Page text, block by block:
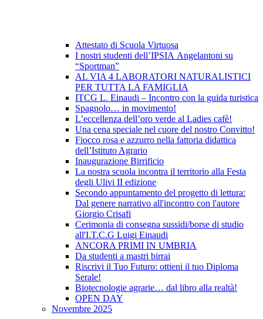
Attestato di Scuola Virtuosa
I nostri studenti dell’IPSIA Angelantoni su
“Sportman”
AL VIA 4 LABORATORI NATURALISTICI
PER TUTTA LA FAMIGLIA
ITCG L. Einaudi – Incontro con la guida turistica
Spagnolo… in movimento!
L’eccellenza dell’oro verde al Ladies cafè!
Una cena speciale nel cuore del nostro Convitto!
Fiocco rosa e azzurro nella fattoria didattica
dell’Istituto Agrario
Inaugurazione Birrificio
La nostra scuola incontra il territorio alla Festa
degli Ulivi II edizione
Secondo appuntamento del progetto di lettura:
Dal genere narrativo all'incontro con l'autore
Giorgio Crisafi
Cerimonia di consegna sussidi/borse di studio
all'I.T.C.G Luigi Einaudi
ANCORA PRIMI IN UMBRIA
Da studenti a mastri birrai
Riscrivi il Tuo Futuro: ottieni il tuo Diploma
Serale!
Biotecnologie agrarie… dal libro alla realtà!
OPEN DAY
Novembre 2025